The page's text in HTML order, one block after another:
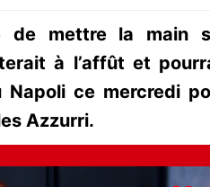
de mettre la main
à l’affût et
ce mercredi
Azzurri.